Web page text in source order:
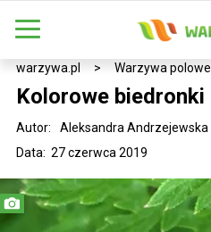
warzywa.pl > Warzywa polowe
Kolorowe biedronki
Data: 27 czerwca 2019
Autor: Aleksandra Andrzejewska